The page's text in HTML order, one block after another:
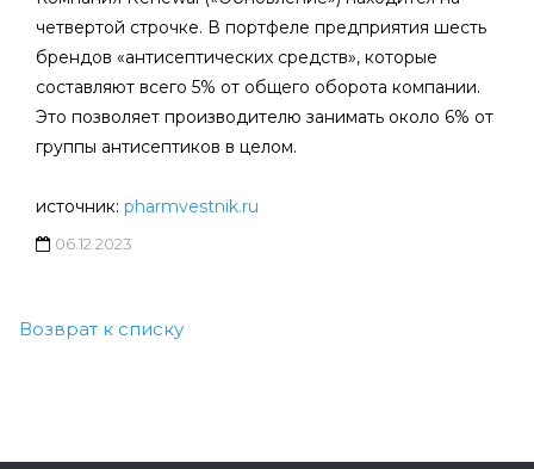
четвертой строчке. В портфеле предприятия шесть
брендов «антисептических средств», которые
составляют всего 5% от общего оборота компании.
Это позволяет производителю занимать около 6% от
группы антисептиков в целом.
источник: pharmvestnik.ru
06.12.2023
Возврат к списку